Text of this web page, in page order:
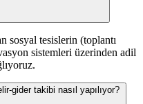
sosyal tesislerin (toplantı
sistemleri üzerinden adil
gider takibi nasıl yapılıyor?